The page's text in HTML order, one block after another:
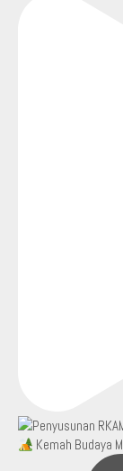
Kemah Budaya